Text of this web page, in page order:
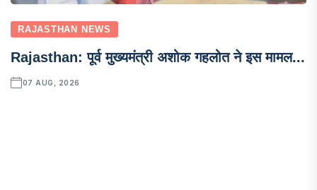
RAJASTHAN NEWS
Rajasthan: पूर्व मुख्यमंत्री अशोक गहलोत ने इस मामल...
07 AUG, 2026